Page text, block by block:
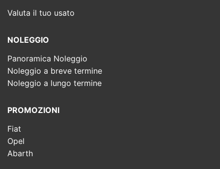
Valuta il tuo usato
NOLEGGIO
Panoramica Noleggio
Noleggio a breve termine
Noleggio a lungo termine
PROMOZIONI
Fiat
Opel
Abarth